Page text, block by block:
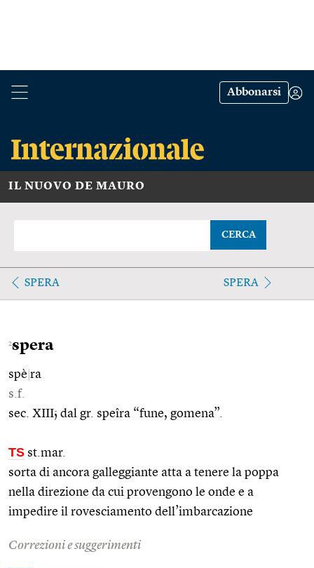
Abbonarsi
IL NUOVO DE MAURO
CERCA
SPERA SPERA
2spera
spè ra
s.f.
sec. XIII; dal gr. speîra “fune, gomena”.
TS st.mar.
sorta di ancora galleggiante atta a tenere la poppa
nella direzione da cui provengono le onde e a
impedire il rovesciamento dell’imbarcazione
Correzioni e suggerimenti